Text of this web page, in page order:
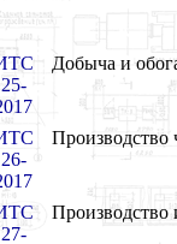
25-
Добыча и
26-
Производство
27-
Производство